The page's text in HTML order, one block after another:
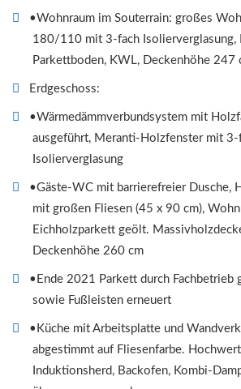
•Wohnraum im Souterrain: großes
180/110 mit 3-fach Isolierverglasung,
Parkettboden, KWL, Deckenhöhe 247
Erdgeschoss:
•Wärmedämmverbundsystem mit
ausgeführt, Meranti-Holzfenster mit 3-
Isolierverglasung
•Gäste-WC mit barrierefreier Dusche,
mit großen Fliesen (45 x 90 cm),
Eichholzparkett geölt.
Deckenhöhe 260 cm
•Ende 2021 Parkett durch Fachbetrieb
sowie Fußleisten erneuert
•Küche mit Arbeitsplatte und
abgestimmt auf Fliesenfarbe.
Induktionsherd, Backofen, Kombi-